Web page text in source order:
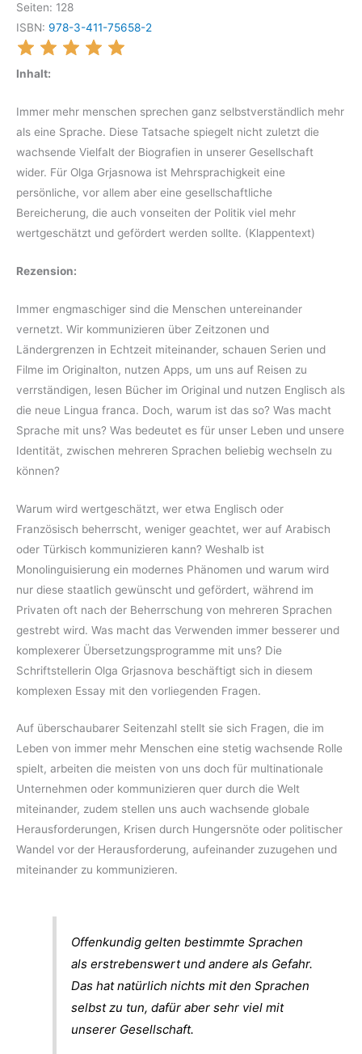
Seiten: 128
ISBN: 978-3-411-75658-2
Inhalt:
Immer mehr menschen sprechen ganz selbstverständlich mehr
als eine Sprache. Diese Tatsache spiegelt nicht zuletzt die
wachsende Vielfalt der Biografien in unserer Gesellschaft
wider. Für Olga Grjasnowa ist Mehrsprachigkeit eine
persönliche, vor allem aber eine gesellschaftliche
Bereicherung, die auch vonseiten der Politik viel mehr
wertgeschätzt und gefördert werden sollte. (Klappentext)
Rezension:
Immer engmaschiger sind die Menschen untereinander
vernetzt. Wir kommunizieren über Zeitzonen und
Ländergrenzen in Echtzeit miteinander, schauen Serien und
Filme im Originalton, nutzen Apps, um uns auf Reisen zu
verrständigen, lesen Bücher im Original und nutzen Englisch als
die neue Lingua franca. Doch, warum ist das so? Was macht
Sprache mit uns? Was bedeutet es für unser Leben und unsere
Identität, zwischen mehreren Sprachen beliebig wechseln zu
können?
Warum wird wertgeschätzt, wer etwa Englisch oder
Französisch beherrscht, weniger geachtet, wer auf Arabisch
oder Türkisch kommunizieren kann? Weshalb ist
Monolinguisierung ein modernes Phänomen und warum wird
nur diese staatlich gewünscht und gefördert, während im
Privaten oft nach der Beherrschung von mehreren Sprachen
gestrebt wird. Was macht das Verwenden immer besserer und
komplexerer Übersetzungsprogramme mit uns? Die
Schriftstellerin Olga Grjasnova beschäftigt sich in diesem
komplexen Essay mit den vorliegenden Fragen.
Auf überschaubarer Seitenzahl stellt sie sich Fragen, die im
Leben von immer mehr Menschen eine stetig wachsende Rolle
spielt, arbeiten die meisten von uns doch für multinationale
Unternehmen oder kommunizieren quer durch die Welt
miteinander, zudem stellen uns auch wachsende globale
Herausforderungen, Krisen durch Hungersnöte oder politischer
Wandel vor der Herausforderung, aufeinander zuzugehen und
miteinander zu kommunizieren.
Offenkundig gelten bestimmte Sprachen
als erstrebenswert und andere als Gefahr.
Das hat natürlich nichts mit den Sprachen
selbst zu tun, dafür aber sehr viel mit
unserer Gesellschaft.